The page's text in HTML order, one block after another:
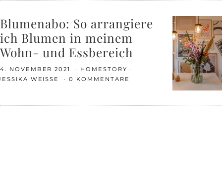
Blumenabo: So arrangiere
ich Blumen in meinem
Wohn- und Essbereich
4. NOVEMBER 2021
HOMESTORY
WEISSE
0 KOMMENTARE